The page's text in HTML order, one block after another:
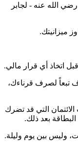
الله عنه - لجابر
ميزانيتك.
اتخاذ أي قرار مالي.
تبعاً لصرف قرناءك،
التي قد تضرك
البطاقة بعد ذلك.
وليس بين يوم وليلة.